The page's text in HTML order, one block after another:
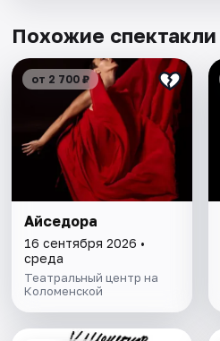
Похожие спектакли
от 2 700 ₽
Айседора
16 сентября 2026 •
среда
Театральный центр на
Коломенской